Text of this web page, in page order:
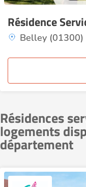
Résidence
Belley (01300)
Résidences
logements
département